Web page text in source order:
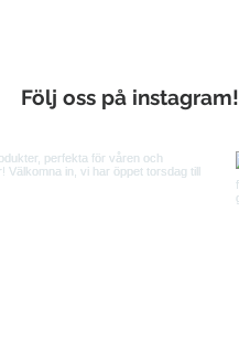
Följ oss på instagram!